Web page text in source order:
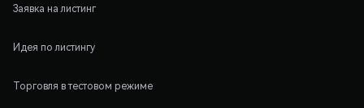
Заявка на листинг
Идея по листингу
Торговля в тестовом режиме